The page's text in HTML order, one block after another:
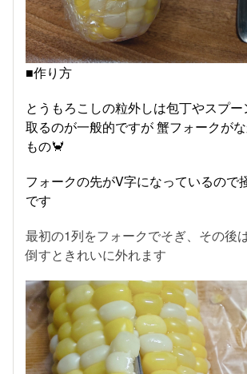
■作り方
とうもろこしの粒外しは包丁やスプ
取るのが一般的ですが 蟹フォークが
もの🦀
フォークの先がV字になっているので
です
最初の1列をフォークでそぎ、その後
倒すときれいに外れます